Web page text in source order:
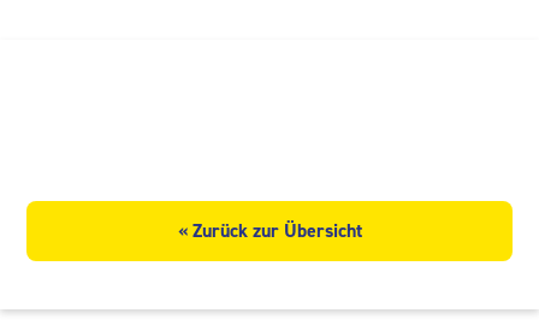
« Zurück zur Übersicht